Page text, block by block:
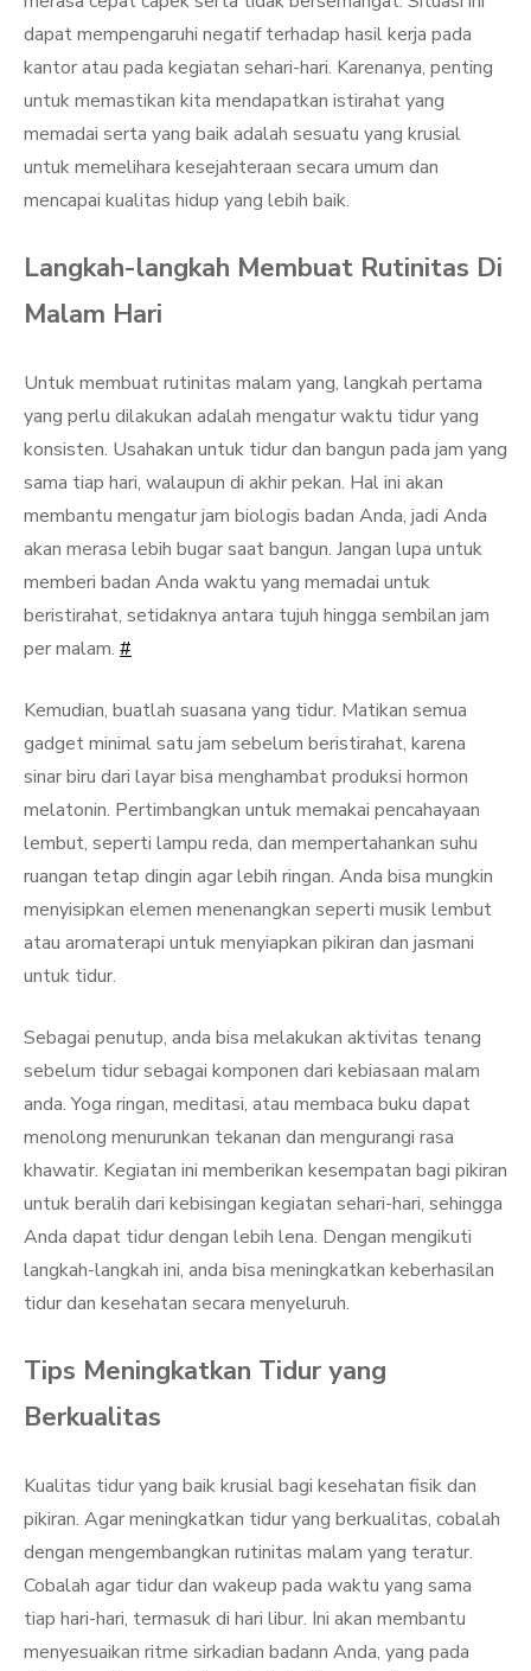
dapat mempengaruhi negatif terhadap hasil kerja pada
kantor atau pada kegiatan sehari-hari. Karenanya, penting
untuk memastikan kita mendapatkan istirahat yang
memadai serta yang baik adalah sesuatu yang krusial
untuk memelihara kesejahteraan secara umum dan
mencapai kualitas hidup yang lebih baik.
Langkah-langkah Membuat Rutinitas Di
Malam Hari
Untuk membuat rutinitas malam yang, langkah pertama
yang perlu dilakukan adalah mengatur waktu tidur yang
konsisten. Usahakan untuk tidur dan bangun pada jam yang
sama tiap hari, walaupun di akhir pekan. Hal ini akan
membantu mengatur jam biologis badan Anda, jadi Anda
akan merasa lebih bugar saat bangun. Jangan lupa untuk
memberi badan Anda waktu yang memadai untuk
beristirahat, setidaknya antara tujuh hingga sembilan jam
per malam. #
Kemudian, buatlah suasana yang tidur. Matikan semua
gadget minimal satu jam sebelum beristirahat, karena
sinar biru dari layar bisa menghambat produksi hormon
melatonin. Pertimbangkan untuk memakai pencahayaan
lembut, seperti lampu reda, dan mempertahankan suhu
ruangan tetap dingin agar lebih ringan. Anda bisa mungkin
menyisipkan elemen menenangkan seperti musik lembut
atau aromaterapi untuk menyiapkan pikiran dan jasmani
untuk tidur.
Sebagai penutup, anda bisa melakukan aktivitas tenang
sebelum tidur sebagai komponen dari kebiasaan malam
anda. Yoga ringan, meditasi, atau membaca buku dapat
menolong menurunkan tekanan dan mengurangi rasa
khawatir. Kegiatan ini memberikan kesempatan bagi pikiran
untuk beralih dari kebisingan kegiatan sehari-hari, sehingga
Anda dapat tidur dengan lebih lena. Dengan mengikuti
langkah-langkah ini, anda bisa meningkatkan keberhasilan
tidur dan kesehatan secara menyeluruh.
Tips Meningkatkan Tidur yang
Berkualitas
Kualitas tidur yang baik krusial bagi kesehatan fisik dan
pikiran. Agar meningkatkan tidur yang berkualitas, cobalah
dengan mengembangkan rutinitas malam yang teratur.
Cobalah agar tidur dan wakeup pada waktu yang sama
tiap hari-hari, termasuk di hari libur. Ini akan membantu
menyesuaikan ritme sirkadian badann Anda, yang pada